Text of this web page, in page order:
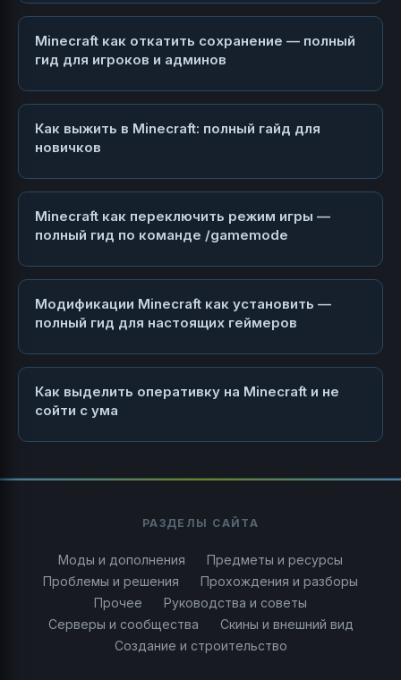
Minecraft как откатить сохранение — полный
гид для игроков и админов
Как выжить в Minecraft: полный гайд для
новичков
Minecraft как переключить режим игры —
полный гид по команде /gamemode
Модификации Minecraft как установить —
полный гид для настоящих геймеров
Как выделить оперативку на Minecraft и не
сойти с ума
РАЗДЕЛЫ САЙТА
Моды и дополнения
Предметы и ресурсы
Проблемы и решения
Прохождения и разборы
Прочее
Руководства и советы
Серверы и сообщества
Скины и внешний вид
Создание и строительство